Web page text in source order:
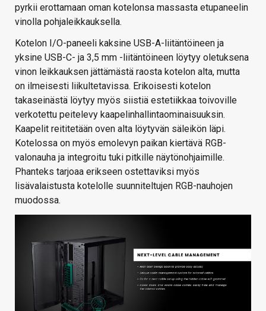
pyrkii erottamaan oman kotelonsa massasta etupaneelin
vinolla pohjaleikkauksella.
Kotelon I/O-paneeli kaksine USB-A-liitäntöineen ja
yksine USB-C- ja 3,5 mm -liitäntöineen löytyy oletuksena
vinon leikkauksen jättämästä raosta kotelon alta, mutta
on ilmeisesti liikultetavissa. Erikoisesti kotelon
takaseinästä löytyy myös siistiä estetiikkaa toivoville
verkotettu peitelevy kaapelinhallintaominaisuuksin.
Kaapelit reititetään oven alta löytyvän säleikön läpi.
Kotelossa on myös emolevyn paikan kiertävä RGB-
valonauha ja integroitu tuki pitkille näytönohjaimille.
Phanteks tarjoaa erikseen ostettaviksi myös
lisävalaistusta kotelolle suunniteltujen RGB-nauhojen
muodossa.